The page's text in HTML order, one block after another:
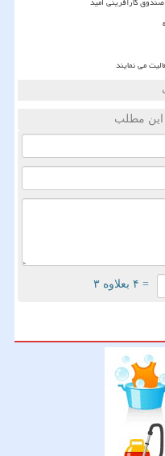
می نمایند
این مطلب
= ۴ بعلاوه ۳